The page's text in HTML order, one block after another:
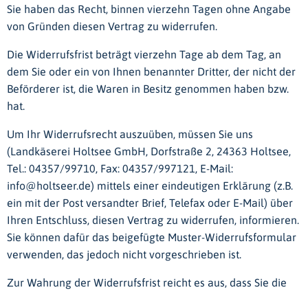
Sie haben das Recht, binnen vierzehn Tagen ohne Angabe
von Gründen diesen Vertrag zu widerrufen.
Die Widerrufsfrist beträgt vierzehn Tage ab dem Tag, an
dem Sie oder ein von Ihnen benannter Dritter, der nicht der
Beförderer ist, die Waren in Besitz genommen haben bzw.
hat.
Um Ihr Widerrufsrecht auszuüben, müssen Sie uns
(Landkäserei Holtsee GmbH, Dorfstraße 2, 24363 Holtsee,
Tel.: 04357/99710, Fax: 04357/997121, E-Mail:
info@holtseer.de) mittels einer eindeutigen Erklärung (z.B.
ein mit der Post versandter Brief, Telefax oder E-Mail) über
Ihren Entschluss, diesen Vertrag zu widerrufen, informieren.
Sie können dafür das beigefügte Muster-Widerrufsformular
verwenden, das jedoch nicht vorgeschrieben ist.
Zur Wahrung der Widerrufsfrist reicht es aus, dass Sie die